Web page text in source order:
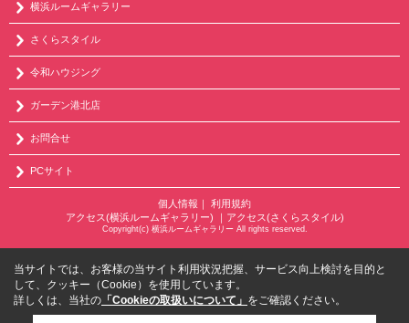
横浜ルームギャラリー
さくらスタイル
令和ハウジング
ガーデン港北店
お問合せ
PCサイト
個人情報
利用規約
アクセス(横浜ルームギャラリー)
アクセス(さくらスタイル)
Copyright(c) 横浜ルームギャラリー All rights reserved.
当サイトでは、お客様の当サイト利用状況把握、サービス向上検討を目的と
して、クッキー（Cookie）を使用しています。
詳しくは、当社の 「Cookieの取扱いについて」 をご確認ください。